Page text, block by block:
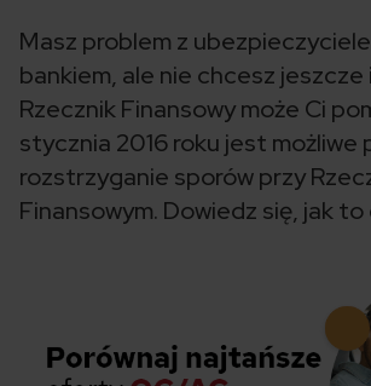
Masz problem z
bankiem, ale nie chcesz jeszcze
Rzecznik Finansowy może Ci
stycznia 2016 roku jest możliwe
rozstrzyganie sporów przy
Finansowym. Dowiedz się, jak to